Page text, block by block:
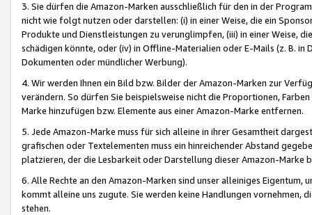
3. Sie dürfen die Amazon-Marken ausschließlich für den in der
nicht wie folgt nutzen oder darstellen: (i) in einer Weise, die ein
Produkte und Dienstleistungen zu verunglimpfen, (iii) in einer Weise,
schädigen könnte, oder (iv) in Offline-Materialien oder E-Mails (z. B. in
Dokumenten oder mündlicher Werbung).
4. Wir werden Ihnen ein Bild bzw. Bilder der Amazon-Marken zur
verändern. So dürfen Sie beispielsweise nicht die Proportionen,
Marke hinzufügen bzw. Elemente aus einer Amazon-Marke entfernen.
5. Jede Amazon-Marke muss für sich alleine in ihrer Gesamtheit
grafischen oder Textelementen muss ein hinreichender Abstand
platzieren, der die Lesbarkeit oder Darstellung dieser Amazon-Marke
6. Alle Rechte an den Amazon-Marken sind unser alleiniges
kommt alleine uns zugute. Sie werden keine Handlungen vornehmen,
stehen.